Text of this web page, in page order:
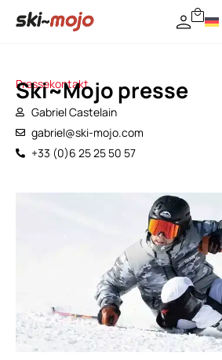
Pressekontakt
Ski~Mojo presse
Gabriel Castelain
gabriel@ski-mojo.com
+33 (0)6 25 25 50 57